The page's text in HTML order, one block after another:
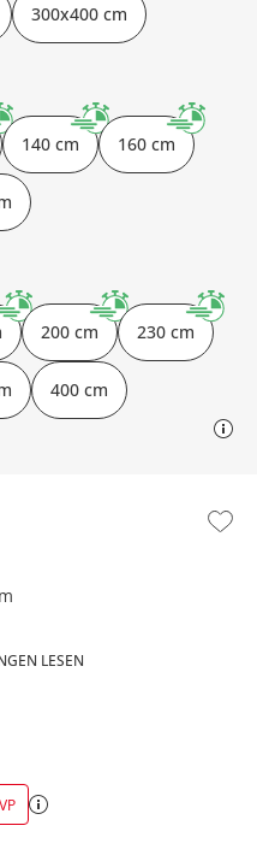
LESEN
300x400 cm
140 cm 160 cm
200 cm 230 cm
400 cm